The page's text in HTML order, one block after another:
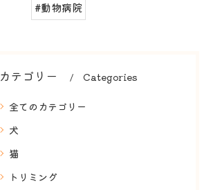
#動物病院
カテゴリー Categories
全てのカテゴリー
犬
猫
トリミング